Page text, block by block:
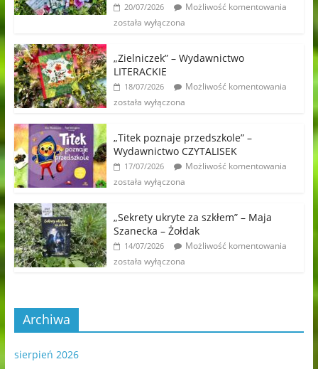
20/07/2026
Możliwość komentowania
została wyłączona
„Zielniczek” – Wydawnictwo
LITERACKIE
18/07/2026
Możliwość komentowania
została wyłączona
„Titek poznaje przedszkole” –
Wydawnictwo CZYTALISEK
17/07/2026
Możliwość komentowania
została wyłączona
„Sekrety ukryte za szkłem” – Maja
Szanecka – Żołdak
14/07/2026
Możliwość komentowania
została wyłączona
Archiwa
sierpień 2026